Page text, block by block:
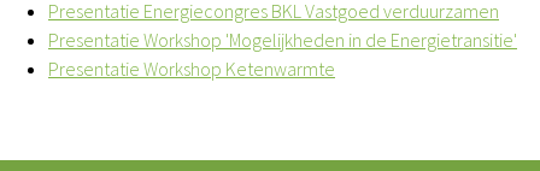
Presentatie Energiecongres BKL Vastgoed verduurzamen
Presentatie Workshop 'Mogelijkheden in de Energietransitie'
Presentatie Workshop Ketenwarmte